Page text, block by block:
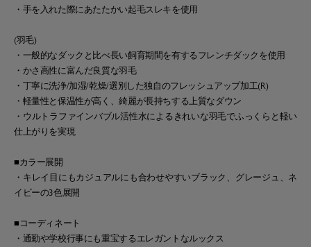
・手を入れた際にあたたかい起毛スレキを使用
(羽毛)
・一般的なダックと比べ長い飼育期間を有するフレンチダックを使用
・かさ高性に富んだ良質な羽毛
・丁寧に洗浄/加湿/乾燥/選別した独自のフレッシュアップ加工(R)
・軽量性と保温性が高く、綺麗が長持ちする上質なダウン
・ウルトラファインバブル活性水によるきれいな羽毛でふっくらと軽い
仕上がりを実現
■カラー展開
・キレイ目にもカジュアルにも合わせやすいブラック、グレージュ、ネ
イビーの3色展開
■コーディネート
・通勤や学校行事にも重宝するエレガントなルックス